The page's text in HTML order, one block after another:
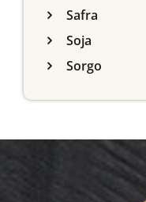
Safra
Soja
Sorgo